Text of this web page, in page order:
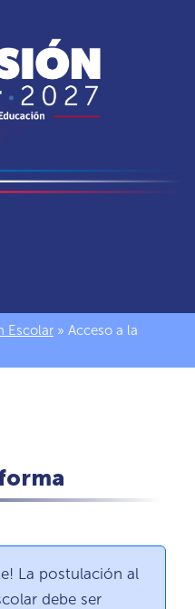
Escolar » Acceso a la
La postulación al
debe ser